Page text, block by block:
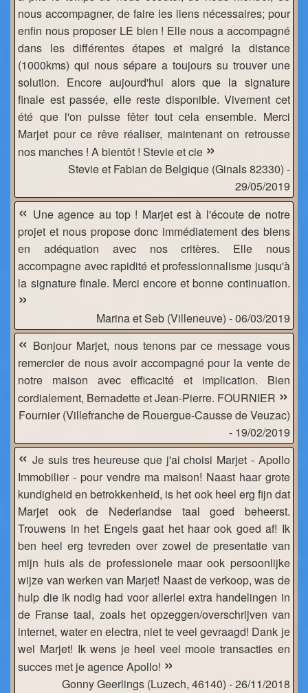
nous accompagner, de faire les liens nécessaires; pour
enfin nous proposer LE bien ! Elle nous a accompagné
dans les différentes étapes et malgré la distance
(1000kms) qui nous sépare a toujours su trouver une
solution. Encore aujourd'hui alors que la signature
finale est passée, elle reste disponible. Vivement cet
été que l'on puisse fêter tout cela ensemble. Merci
Marjet pour ce rêve réaliser, maintenant on retrousse
nos manches ! A bientôt ! Stevie et cie »
Stevie et Fabian de Belgique (Ginals 82330) -
29/05/2019
« Une agence au top ! Marjet est à l'écoute de notre
projet et nous propose donc immédiatement des biens
en adéquation avec nos critères. Elle nous
accompagne avec rapidité et professionnalisme jusqu'à
la signature finale. Merci encore et bonne continuation.
»
Marina et Seb (Villeneuve) - 06/03/2019
« Bonjour Marjet, nous tenons par ce message vous
remercier de nous avoir accompagné pour la vente de
notre maison avec efficacité et implication. Bien
cordialement, Bernadette et Jean-Pierre. FOURNIER »
Fournier (Villefranche de Rouergue-Causse de Veuzac)
- 19/02/2019
« Je suis tres heureuse que j'ai choisi Marjet - Apollo
Immobilier - pour vendre ma maison! Naast haar grote
kundigheid en betrokkenheid, is het ook heel erg fijn dat
Marjet ook de Nederlandse taal goed beheerst.
Trouwens in het Engels gaat het haar ook goed af! Ik
ben heel erg tevreden over zowel de presentatie van
mijn huis als de professionele maar ook persoonlijke
wijze van werken van Marjet! Naast de verkoop, was de
hulp die ik nodig had voor allerlei extra handelingen in
de Franse taal, zoals het opzeggen/overschrijven van
internet, water en electra, niet te veel gevraagd! Dank je
wel Marjet! Ik wens je heel veel mooie transacties en
succes met je agence Apollo! »
Gonny Geerlings (Luzech, 46140) - 26/11/2018